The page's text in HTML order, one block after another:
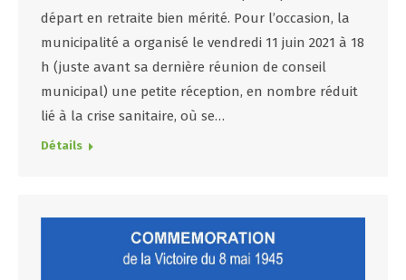
départ en retraite bien mérité. Pour l’occasion, la
municipalité a organisé le vendredi 11 juin 2021 à 18
h (juste avant sa dernière réunion de conseil
municipal) une petite réception, en nombre réduit
lié à la crise sanitaire, où se…
Détails